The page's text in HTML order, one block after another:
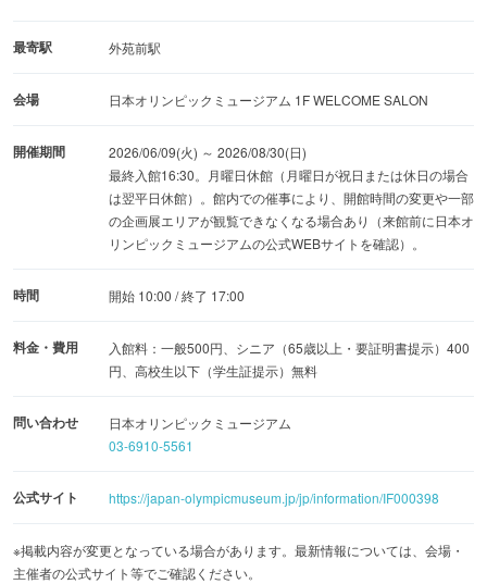
最寄駅 外苑前駅
会場 日本オリンピックミュージアム 1F WELCOME SALON
開催期間
2026/06/09(火) ～ 2026/08/30(日)
最終入館16:30。月曜日休館（月曜日が祝日または休日の場合
は翌平日休館）。館内での催事により、開館時間の変更や一部
の企画展エリアが観覧できなくなる場合あり（来館前に日本オ
リンピックミュージアムの公式WEBサイトを確認）。
時間 開始 10:00 / 終了 17:00
料金・費用
入館料：一般500円、シニア（65歳以上・要証明書提示）400
円、高校生以下（学生証提示）無料
問い合わせ
日本オリンピックミュージアム
03-6910-5561
公式サイト https://japan-olympicmuseum.jp/jp/information/IF000398
※掲載内容が変更となっている場合があります。最新情報については、会場・
主催者の公式サイト等でご確認ください。